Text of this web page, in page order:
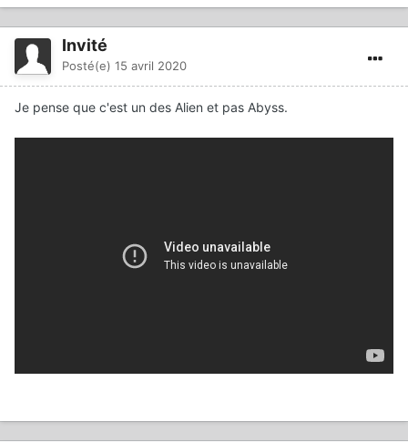
Invité
Posté(e) 15 avril 2020
Je pense que c'est un des Alien et pas Abyss.